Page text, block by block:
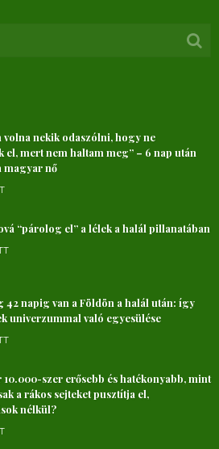
volna nekik odaszólni, hogy ne
el, mert nem haltam meg” – 6 nap után
magyar nő
“párolog el” a lélek a halál pillanatában
42 napig van a Földön a halál után: így
univerzummal való egyesülése
szer erősebb és hatékonyabb, mint
a rákos sejteket pusztítja el,
nélkül?